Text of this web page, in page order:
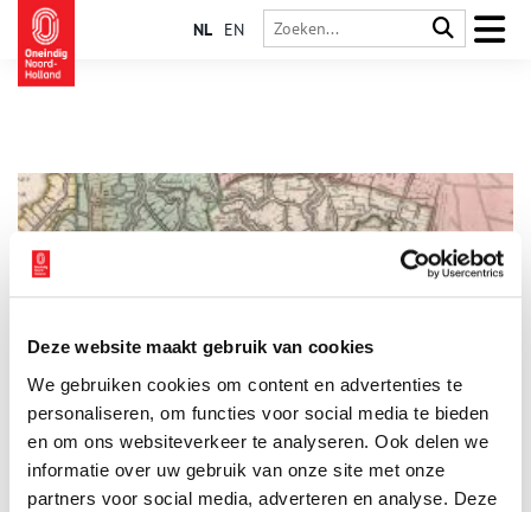
Deze website maakt gebruik van cookies
We gebruiken cookies om content en advertenties te
personaliseren, om functies voor social media te bieden
en om ons websiteverkeer te analyseren. Ook delen we
informatie over uw gebruik van onze site met onze
partners voor social media, adverteren en analyse. Deze
NL EN
van Alva
In 1575 vervaardigde Joost Jansz Beeldsnijder in opdracht van
de hertog van Alva een grootschalige kaart van het
noordelijke deel van Holland. De kaart moest de Spaanse
troepen de weg wijzen in het onherbergzame, waterrijke
gebied.